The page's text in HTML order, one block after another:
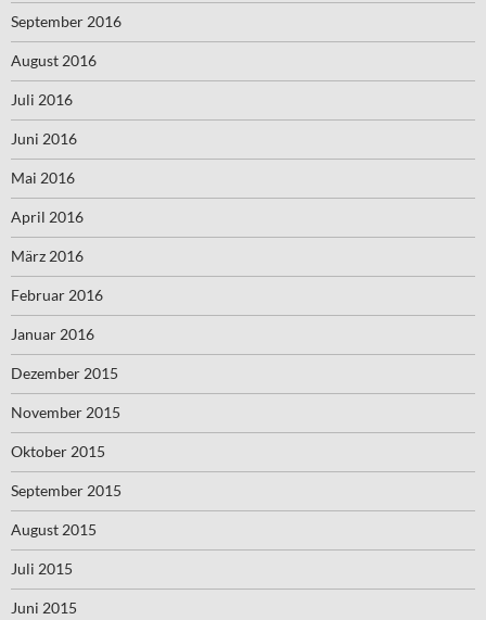
September 2016
August 2016
Juli 2016
Juni 2016
Mai 2016
April 2016
März 2016
Februar 2016
Januar 2016
Dezember 2015
November 2015
Oktober 2015
September 2015
August 2015
Juli 2015
Juni 2015